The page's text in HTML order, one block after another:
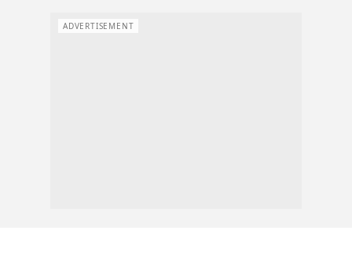
ADVERTISEMENT